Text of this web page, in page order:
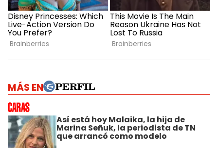
MÁS EN
Así está hoy Malaika, la hija de
Marina Señuk, la periodista de TN
que arrancó como modelo